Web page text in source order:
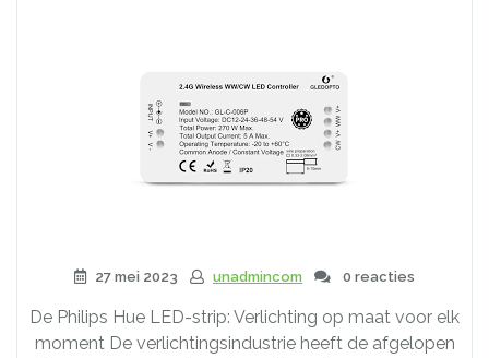
maat”
27 mei 2023 unadmincom 0 reacties
De Philips Hue LED-strip: Verlichting op maat voor elk
moment De verlichtingsindustrie heeft de afgelopen